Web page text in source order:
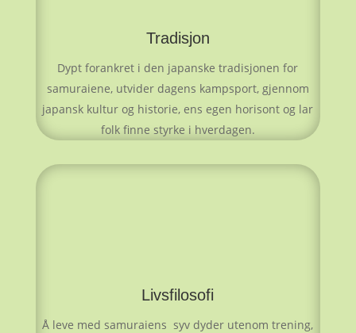
Tradisjon
Dypt forankret i den japanske tradisjonen for
samuraiene, utvider dagens kampsport, gjennom
japansk kultur og historie, ens egen horisont og lar
folk finne styrke i hverdagen.
Livsfilosofi
Å leve med samuraiens syv dyder utenom trening,